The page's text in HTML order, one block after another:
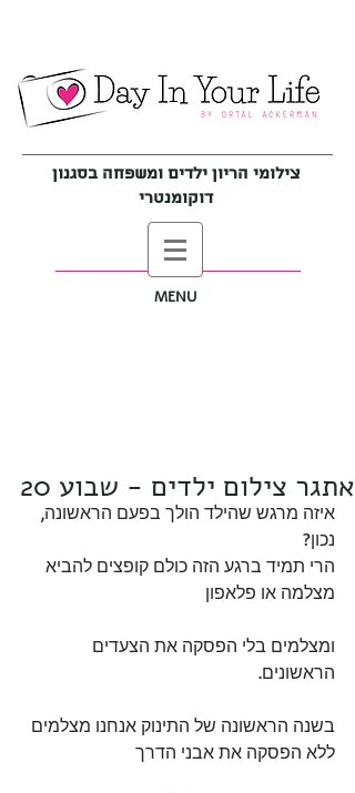
צילומי הריון ילדים ומשפחה בסגנון
דוקומנטרי
MENU
אתגר צילום ילדים - שבוע 20
איזה מרגש שהילד הולך בפעם הראשונה,
נכון?
הרי תמיד ברגע הזה כולם קופצים להביא
מצלמה או פלאפון
ומצלמים בלי הפסקה את הצעדים
הראשונים.
בשנה הראשונה של התינוק אנחנו מצלמים
ללא הפסקה את אבני הדרך